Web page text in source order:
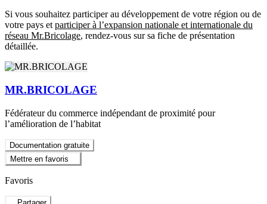
Si vous souhaitez participer au développement de votre région ou de
votre pays et participer à l’expansion nationale et internationale du
réseau Mr.Bricolage, rendez-vous sur sa fiche de présentation
détaillée.
MR.BRICOLAGE
Fédérateur du commerce indépendant de proximité pour
l’amélioration de l’habitat
Documentation gratuite
Mettre en favoris
Favoris